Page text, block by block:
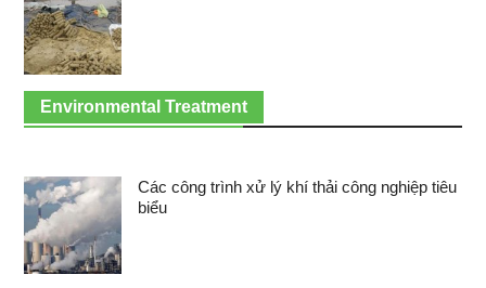
Environmental Treatment
Các công trình xử lý khí thải công nghiệp tiêu
biểu